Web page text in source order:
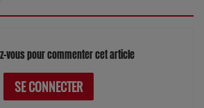
vous pour commenter cet article
SE CONNECTER